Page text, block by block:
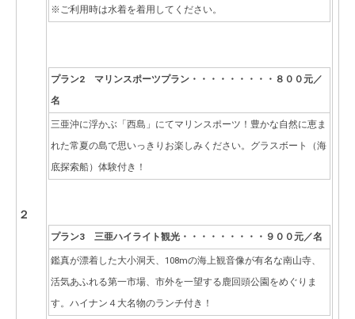
２
※ご利用時は水着を着用してください。
プラン2 マリンスポーツプラン・・・・・・・・・８００元／
名
三亜沖に浮かぶ「西島」にてマリンスポーツ！豊かな自然に恵ま
れた常夏の島で思いっきりお楽しみください。グラスボート（海
底探索船）体験付き！
プラン3 三亜ハイライト観光・・・・・・・・・９００元／名
鑑真が漂着した大小洞天、108mの海上観音像が有名な南山寺、
活気あふれる第一市場、市外を一望する鹿回頭公園をめぐりま
す。ハイナン４大名物のランチ付き！